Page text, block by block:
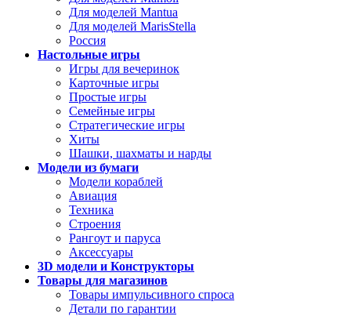
Для моделей Mantua
Для моделей MarisStella
Россия
Настольные игры
Игры для вечеринок
Карточные игры
Простые игры
Семейные игры
Стратегические игры
Хиты
Шашки, шахматы и нарды
Модели из бумаги
Модели кораблей
Авиация
Техника
Строения
Рангоут и паруса
Аксессуары
3D модели и Конструкторы
Товары для магазинов
Товары импульсивного спроса
Детали по гарантии